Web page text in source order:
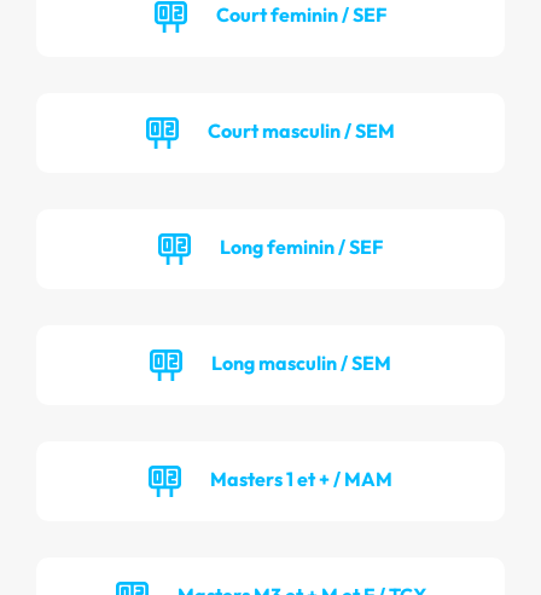
Court feminin / SEF
Court masculin / SEM
Long feminin / SEF
Long masculin / SEM
Masters 1 et + / MAM